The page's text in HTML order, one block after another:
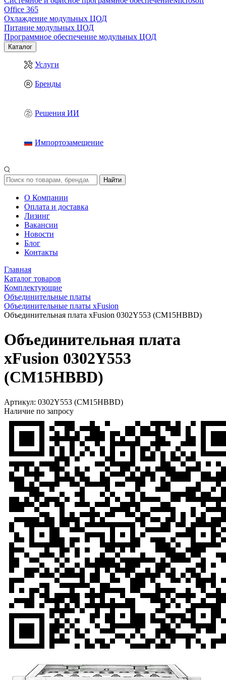
Office 365
Охлаждение модульных ЦОД
Питание модульных ЦОД
Программное обеспечение модульных ЦОД
Каталог
Услуги
Бренды
Решения ИИ
Импортозамещение
Найти
О Компании
Оплата и доставка
Лизинг
Вакансии
Новости
Блог
Контакты
Главная
Каталог товаров
Комплектующие
Объединительные платы
Объединительные платы xFusion
Объединительная плата xFusion 0302Y553 (CM15HBBD)
Объединительная плата
xFusion 0302Y553
(CM15HBBD)
Артикул: 0302Y553 (CM15HBBD)
Наличие по запросу